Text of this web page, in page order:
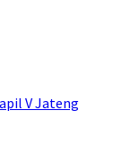
V Jateng